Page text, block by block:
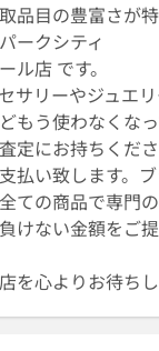
品目の豊富さが
ークシティ
ル店 です。
サリーやジュエ
もう使わなくな
定にお持ちくださ
払い致します。
ての商品で専門
けない金額をご
を心よりお待ちし